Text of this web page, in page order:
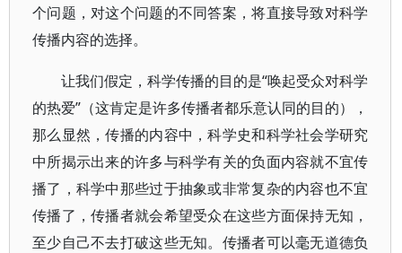
个问题，对这个问题的不同答案，将直接导致对科学
传播内容的选择。
让我们假定，科学传播的目的是“唤起受众对科学
的热爱”（这肯定是许多传播者都乐意认同的目的），
那么显然，传播的内容中，科学史和科学社会学研究
中所揭示出来的许多与科学有关的负面内容就不宜传
播了，科学中那些过于抽象或非常复杂的内容也不宜
传播了，传播者就会希望受众在这些方面保持无知，
至少自己不去打破这些无知。传播者可以毫无道德负